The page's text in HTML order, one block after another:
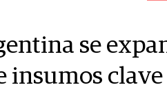
se
insumos